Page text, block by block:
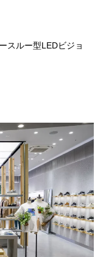
スルー型LEDビジョ